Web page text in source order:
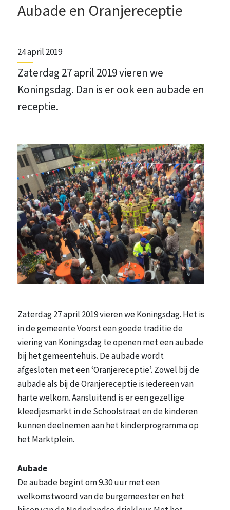
Aubade en Oranjereceptie
24 april 2019
Zaterdag 27 april 2019 vieren we
Koningsdag. Dan is er ook een aubade en
receptie.
Zaterdag 27 april 2019 vieren we Koningsdag. Het is
in de gemeente Voorst een goede traditie de
viering van Koningsdag te openen met een aubade
bij het gemeentehuis. De aubade wordt
afgesloten met een ‘Oranjereceptie’. Zowel bij de
aubade als bij de Oranjereceptie is iedereen van
harte welkom. Aansluitend is er een gezellige
kleedjesmarkt in de Schoolstraat en de kinderen
kunnen deelnemen aan het kinderprogramma op
het Marktplein.
Aubade
De aubade begint om 9.30 uur met een
welkomstwoord van de burgemeester en het